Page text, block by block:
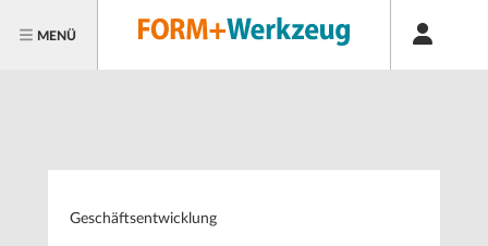
MENÜ
Geschäftsentwicklung